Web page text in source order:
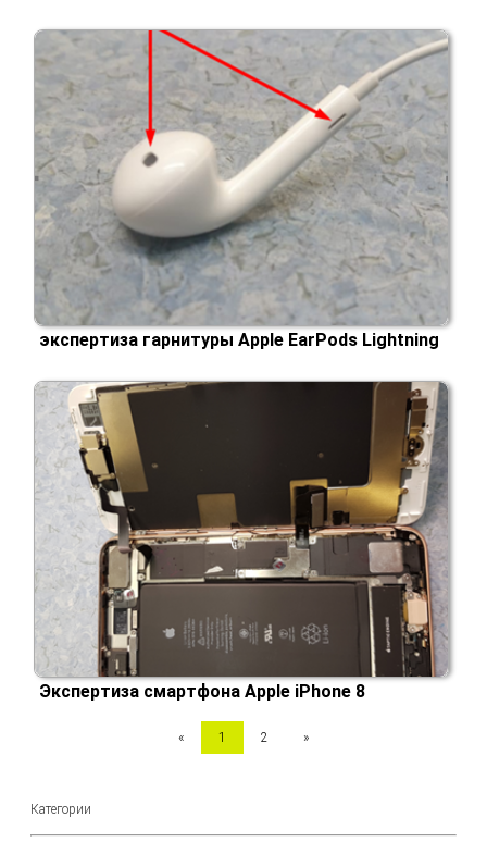
экспертиза гарнитуры Apple EarPods Lightning
Экспертиза смартфона Apple iPhone 8
« 1 2 »
Категории